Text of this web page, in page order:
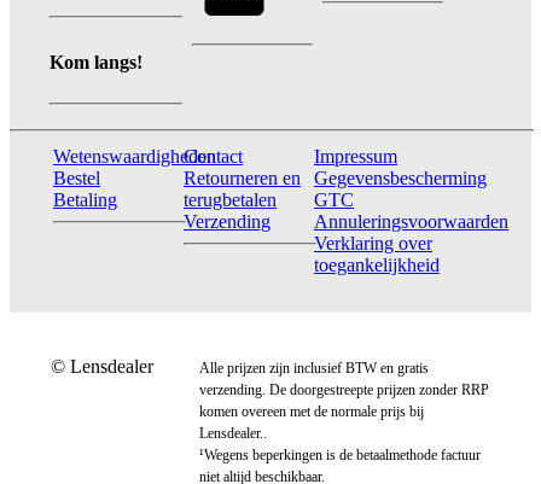
Kom langs!
Wetenswaardigheden
Bestel
Betaling
Contact
Retourneren en
terugbetalen
Verzending
Impressum
Gegevensbescherming
GTC
Annuleringsvoorwaarden
Verklaring over
toegankelijkheid
© Lensdealer
Alle prijzen zijn inclusief BTW en gratis
verzending. De doorgestreepte prijzen zonder RRP
komen overeen met de normale prijs bij
Lensdealer..
¹Wegens beperkingen is de betaalmethode factuur
niet altijd beschikbaar.